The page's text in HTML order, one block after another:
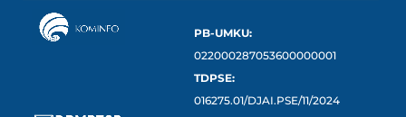
PB-UMKU:
022000287053600000001
TDPSE:
016275.01/DJAI.PSE/11/2024